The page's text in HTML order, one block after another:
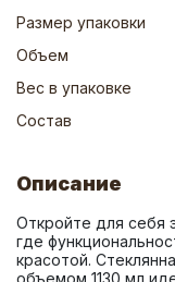
Размер упаковки
Объем
Вес в упаковке
Состав
Описание
Откройте для себя
где
красотой.
объемом 1130 мл